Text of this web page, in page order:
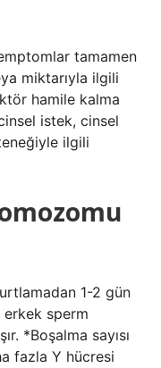
tamamen
miktarıyla ilgili
hamile kalma
istek, cinsel
ilgili
1-2 gün
erkek sperm
*Boşalma sayısı
fazla Y hücresi